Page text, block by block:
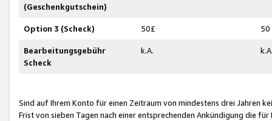
(Geschenkgutschein)
Option 3 (Scheck) 50£ 50
Bearbeitungsgebühr
Scheck
k.A.
Sind auf Ihrem Konto für einen Zeitraum von mindestens drei Jahren
Frist von sieben Tagen nach einer entsprechenden Ankündigung die